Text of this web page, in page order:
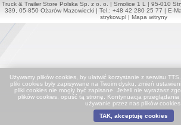
Truck & Trailer Store Polska Sp. z o. o. | Smolice 1 L | 95-010
339, 05-850 Ożarów Mazowiecki | Tel.: +48 42 280 25 77 | E-
strykow.pl| Mapa witryny
Używamy plików cookies, by ułatwić korzystanie z serwisu
pliki cookies były zapisywane na Twoim dysku, zmień
pliki cookies nie mogły być zapisane. Jeżeli nie wyrażasz
plików cookies, opuść tą stronę. Kontynuacja
używanie przez nas plików cookies.
TAK, akceptuję cookies